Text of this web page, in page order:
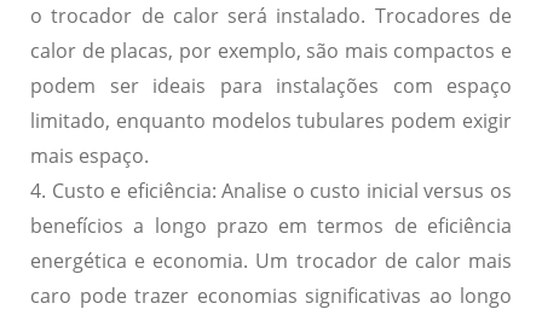
o trocador de calor será instalado. Trocadores de
calor de placas, por exemplo, são mais compactos e
podem ser ideais para instalações com espaço
limitado, enquanto modelos tubulares podem exigir
mais espaço.
4. Custo e eficiência: Analise o custo inicial versus os
benefícios a longo prazo em termos de eficiência
energética e economia. Um trocador de calor mais
caro pode trazer economias significativas ao longo